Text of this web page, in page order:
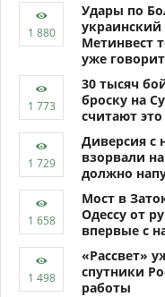
Удары по
украинский
Метинвест
уже
30 тысяч
броску на
считают
Диверсия с
взорвали
должно
Мост в
Одессу от
впервые с
«Рассвет»
спутники
работы